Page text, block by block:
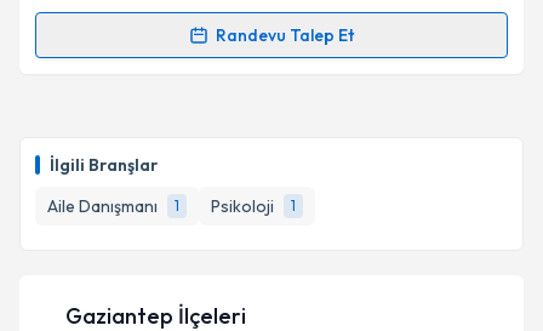
İlgili Branşlar
Aile Danışmanı
1 Psikoloji 1
Metni'ni okudum ve kişisel verilerimin belirtilen
kapsamda işlenmesini kabul ediyorum.
Randevu Talep Et
Randevu Takvimi Talebi
takvim hazırlandığında e-posta ile bilgilendireceğiz.
E-posta Adresiniz
Gaziantep İlçeleri